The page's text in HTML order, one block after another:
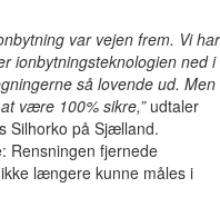
var vejen frem. Vi har
ionbytningsteknologien ned i
så lovende ud. Men
være 100% sikre,” udtaler
Silhorko på Sjælland.
Rensningen fjernede
længere kunne måles i